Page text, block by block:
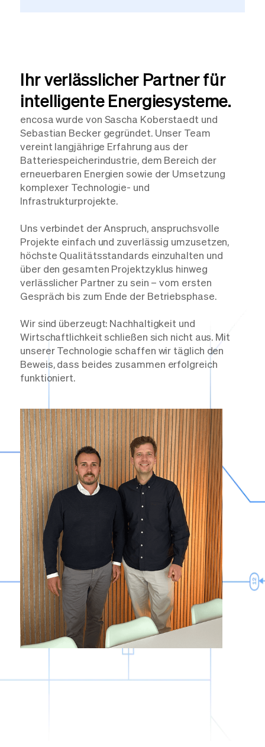
Ihr verlässlicher Partner für
intelligente Energiesysteme.
encosa wurde von Sascha Koberstaedt und
Sebastian Becker gegründet. Unser Team
vereint langjährige Erfahrung aus der
Batteriespeicherindustrie, dem Bereich der
erneuerbaren Energien sowie der Umsetzung
komplexer Technologie- und
Infrastrukturprojekte.
Uns verbindet der Anspruch, anspruchsvolle
Projekte einfach und zuverlässig umzusetzen,
höchste Qualitätsstandards einzuhalten und
über den gesamten Projektzyklus hinweg
verlässlicher Partner zu sein – vom ersten
Gespräch bis zum Ende der Betriebsphase.
Wir sind überzeugt: Nachhaltigkeit und
Wirtschaftlichkeit schließen sich nicht aus. Mit
unserer Technologie schaffen wir täglich den
Beweis, dass beides zusammen erfolgreich
funktioniert.